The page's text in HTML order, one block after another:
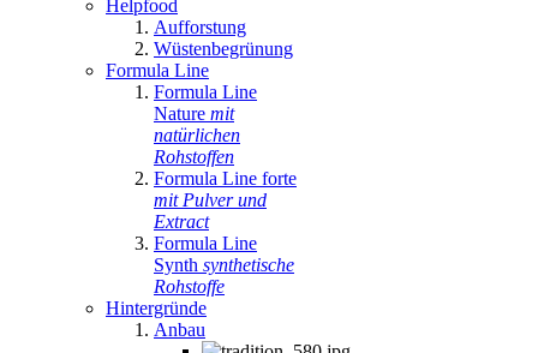
Helpfood
Aufforstung
Wüstenbegrünung
Formula Line
Formula Line
Nature mit
natürlichen
Rohstoffen
Formula Line forte
mit Pulver und
Extract
Formula Line
Synth synthetische
Rohstoffe
Hintergründe
Anbau